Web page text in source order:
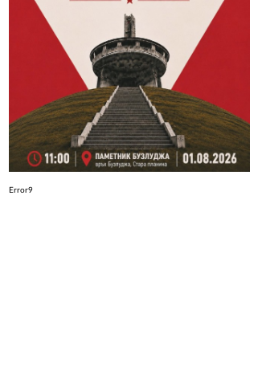
Error9
РЕКЛАМА
АБОНАМЕНТ
УСЛОВИЯ ЗА ПОЛЗВАНЕ
ПОЛИТИКА ЗА БИСКВИТКИТЕ
ПОЛИТИКАТА ЗА